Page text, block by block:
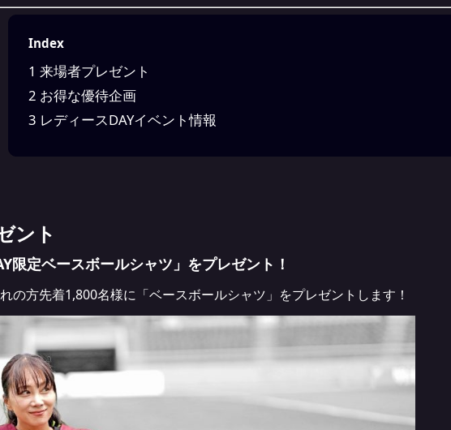
Index
1 来場者プレゼント
2 お得な優待企画
3 レディースDAYイベント情報
ント
限定ベースボールシャツ」をプレゼント！
の方先着1,800名様に「ベースボールシャツ」をプレゼントします！